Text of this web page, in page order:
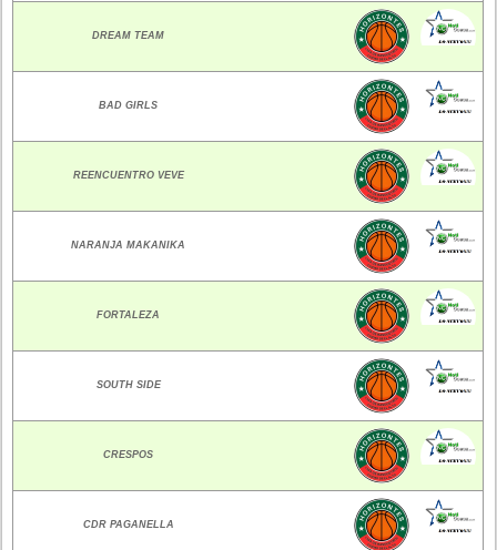
DREAM TEAM
BAD GIRLS
REENCUENTRO VEVE
NARANJA MAKANIKA
FORTALEZA
SOUTH SIDE
CRESPOS
CDR PAGANELLA